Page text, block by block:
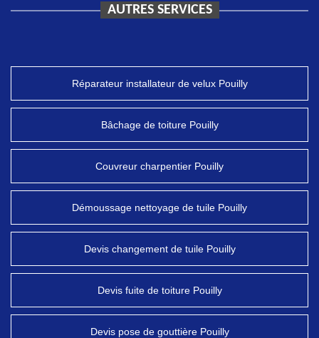
AUTRES SERVICES
Réparateur installateur de velux Pouilly
Bâchage de toiture Pouilly
Couvreur charpentier Pouilly
Démoussage nettoyage de tuile Pouilly
Devis changement de tuile Pouilly
Devis fuite de toiture Pouilly
Devis pose de gouttière Pouilly